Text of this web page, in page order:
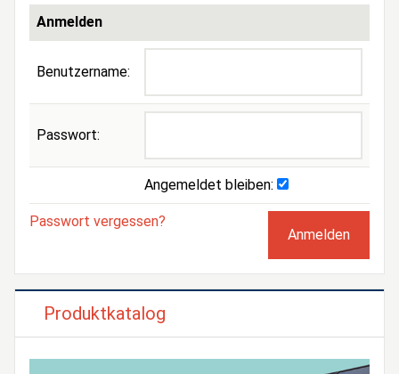
Anmelden
Benutzername:
Passwort:
Angemeldet bleiben:
Passwort vergessen?
Produktkatalog